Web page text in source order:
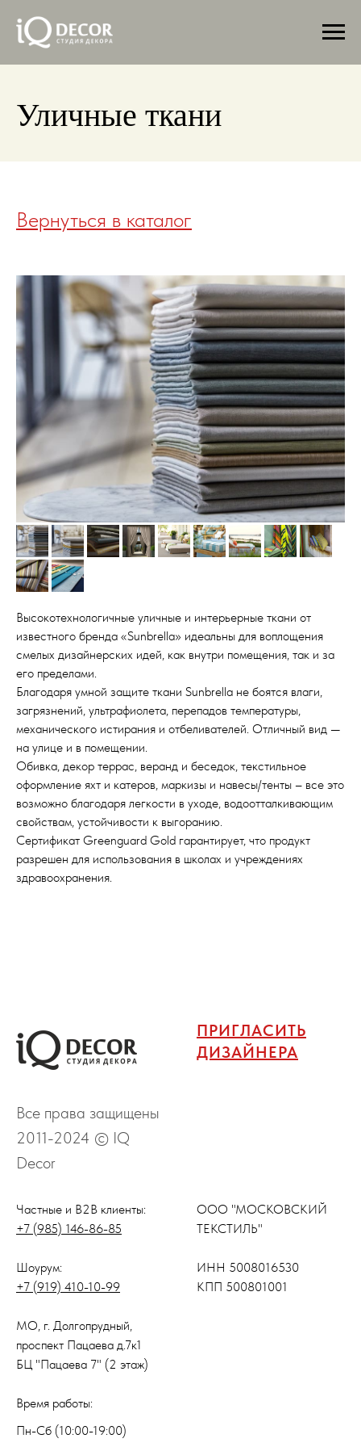
Уличные ткани
Вернуться в каталог
Высокотехнологичные уличные и интерьерные ткани от
известного бренда «Sunbrella» идеальны для воплощения
смелых дизайнерских идей, как внутри помещения, так и за
его пределами.
Благодаря умной защите ткани Sunbrella не боятся влаги,
загрязнений, ультрафиолета, перепадов температуры,
механического истирания и отбеливателей. Отличный вид —
на улице и в помещении.
Обивка, декор террас, веранд и беседок, текстильное
оформление яхт и катеров, маркизы и навесы/тенты – все это
возможно благодаря легкости в уходе, водоотталкивающим
свойствам, устойчивости к выгоранию.
Сертификат Greenguard Gold гарантирует, что продукт
разрешен для использования в школах и учреждениях
здравоохранения.
Все права защищены
2011-2024 © IQ
Decor
ПРИГЛАСИТЬ
ДИЗАЙНЕРА
Частные и B2B клиенты:
+7 (985) 146-86-85
Шоурум:
+7 (919) 410-10-99
МО, г. Долгопрудный,
проспект Пацаева д.7к1
БЦ "Пацаева 7" (2 этаж)
Время работы:
Пн-Сб (10:00-19:00)
ООО "МОСКОВСКИЙ
ТЕКСТИЛЬ"
ИНН 5008016530
КПП 500801001